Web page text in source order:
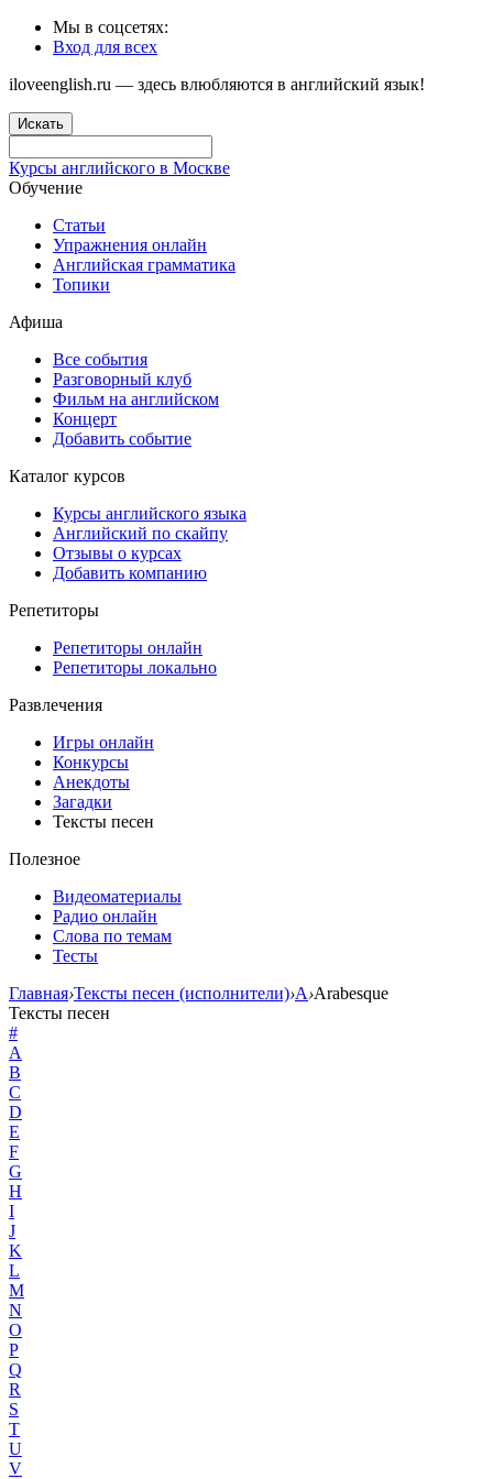
Мы в соцсетях:
Вход для всех
iloveenglish.ru — здесь влюбляются в английский язык!
Искать
Курсы английского в Москве
Обучение
Статьи
Упражнения онлайн
Английская грамматика
Топики
Афиша
Все события
Разговорный клуб
Фильм на английском
Концерт
Добавить событие
Каталог курсов
Курсы английского языка
Английский по скайпу
Отзывы о курсах
Добавить компанию
Репетиторы
Репетиторы онлайн
Репетиторы локально
Развлечения
Игры онлайн
Конкурсы
Анекдоты
Загадки
Тексты песен
Полезное
Видеоматериалы
Радио онлайн
Слова по темам
Тесты
Главная›Тексты песен (исполнители)›A›Arabesque
Тексты песен
#
A
B
C
D
E
F
G
H
I
J
K
L
M
N
O
P
Q
R
S
T
U
V